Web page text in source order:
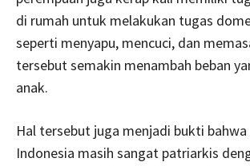
di rumah untuk melakukan tugas
seperti menyapu, mencuci, dan
tersebut semakin menambah beban
anak.
Hal tersebut juga menjadi bukti
Indonesia masih sangat patriarkis